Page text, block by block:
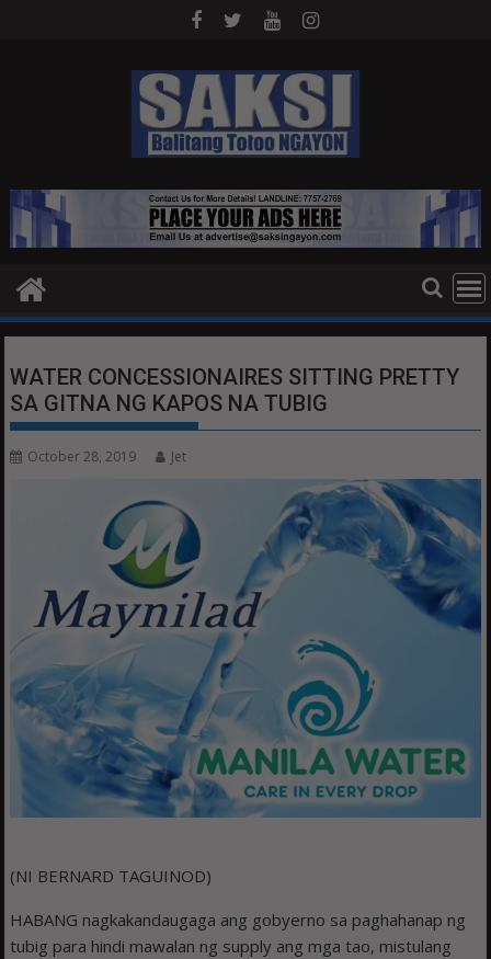
WATER CONCESSIONAIRES SITTING PRETTY
SA GITNA NG KAPOS NA TUBIG
October 28, 2019 Jet
(NI BERNARD TAGUINOD)
HABANG nagkakandaugaga ang gobyerno sa paghahanap ng
tubig para hindi mawalan ng supply ang mga tao, mistulang